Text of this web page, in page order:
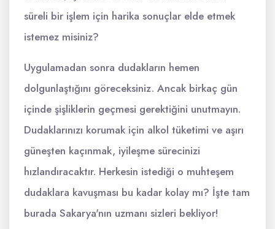
süreli bir işlem için harika sonuçlar elde etmek
istemez misiniz?
Uygulamadan sonra dudakların hemen
dolgunlaştığını göreceksiniz. Ancak birkaç gün
içinde şişliklerin geçmesi gerektiğini unutmayın.
Dudaklarınızı korumak için alkol tüketimi ve aşırı
güneşten kaçınmak, iyileşme sürecinizi
hızlandıracaktır. Herkesin istediği o muhteşem
dudaklara kavuşması bu kadar kolay mı? İşte tam
burada Sakarya'nın uzmanı sizleri bekliyor!